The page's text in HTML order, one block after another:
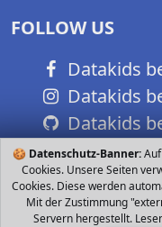
🍪 Datenschutz-Banner:
Cookies. Unsere Seiten
Cookies. Diese werden
Mit der Zustimmung
Servern hergestellt.
FOLLOW US
Datakids
Datakids
Datakids